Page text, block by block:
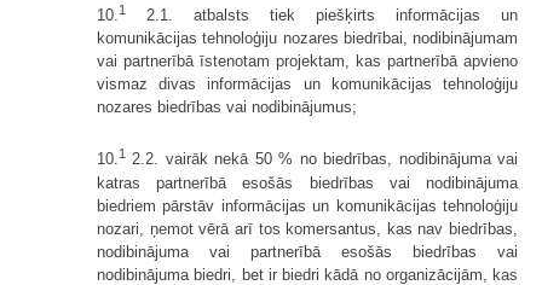
10.1
2.1. atbalsts tiek piešķirts informācijas un
komunikācijas tehnoloģiju nozares biedrībai, nodibinājumam
vai partnerībā īstenotam projektam, kas partnerībā apvieno
vismaz divas informācijas un komunikācijas tehnoloģiju
nozares biedrības vai nodibinājumus;
10.1 2.2. vairāk nekā 50 % no biedrības, nodibinājuma vai
katras partnerībā esošās biedrības vai nodibinājuma
biedriem pārstāv informācijas un komunikācijas tehnoloģiju
nozari, ņemot vērā arī tos komersantus, kas nav biedrības,
nodibinājuma vai partnerībā esošās biedrības vai
nodibinājuma biedri, bet ir biedri kādā no organizācijām, kas